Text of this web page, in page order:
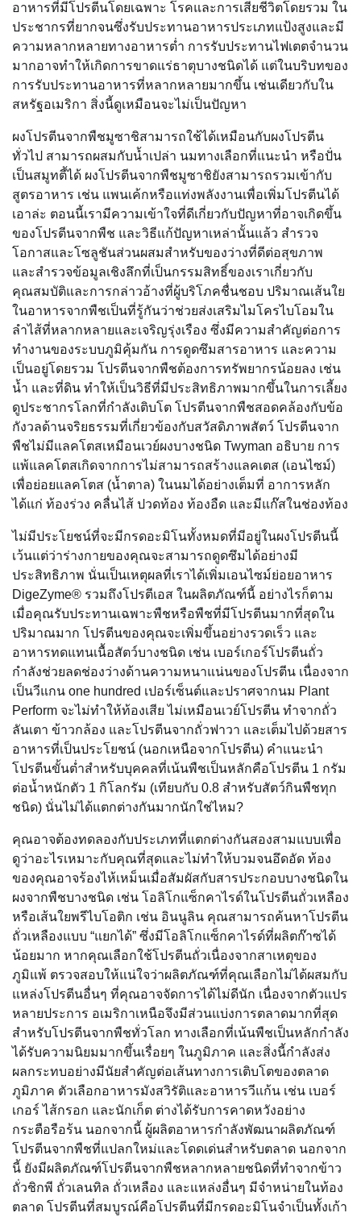
อาหารที่มีโปรตีนโดยเฉพาะ โรคและการเสียชีวิตโดยรวม ใน
ประชากรที่ยากจนซึ่งรับประทานอาหารประเภทแป้งสูงและมี
ความหลากหลายทางอาหารต่ำ การรับประทานไฟเตตจำนวน
มากอาจทำให้เกิดการขาดแร่ธาตุบางชนิดได้ แต่ในบริบทของ
การรับประทานอาหารที่หลากหลายมากขึ้น เช่นเดียวกับใน
สหรัฐอเมริกา สิ่งนี้ดูเหมือนจะไม่เป็นปัญหา
ผงโปรตีนจากพืชมูซาชิสามารถใช้ได้เหมือนกับผงโปรตีน
ทั่วไป สามารถผสมกับน้ำเปล่า นมทางเลือกที่แนะนำ หรือปั่น
เป็นสมูทตี้ได้ ผงโปรตีนจากพืชมูซาชิยังสามารถรวมเข้ากับ
สูตรอาหาร เช่น แพนเค้กหรือแท่งพลังงานเพื่อเพิ่มโปรตีนได้
เอาล่ะ ตอนนี้เรามีความเข้าใจที่ดีเกี่ยวกับปัญหาที่อาจเกิดขึ้น
ของโปรตีนจากพืช และวิธีแก้ปัญหาเหล่านั้นแล้ว สำรวจ
โอกาสและโซลูชันส่วนผสมสำหรับของว่างที่ดีต่อสุขภาพ
และสำรวจข้อมูลเชิงลึกที่เป็นกรรมสิทธิ์ของเราเกี่ยวกับ
คุณสมบัติและการกล่าวอ้างที่ผู้บริโภคชื่นชอบ ปริมาณเส้นใย
ในอาหารจากพืชเป็นที่รู้กันว่าช่วยส่งเสริมไมโครไบโอมใน
ลำไส้ที่หลากหลายและเจริญรุ่งเรือง ซึ่งมีความสำคัญต่อการ
ทำงานของระบบภูมิคุ้มกัน การดูดซึมสารอาหาร และความ
เป็นอยู่โดยรวม โปรตีนจากพืชต้องการทรัพยากรน้อยลง เช่น
น้ำ และที่ดิน ทำให้เป็นวิธีที่มีประสิทธิภาพมากขึ้นในการเลี้ยง
ดูประชากรโลกที่กำลังเติบโต โปรตีนจากพืชสอดคล้องกับข้อ
กังวลด้านจริยธรรมที่เกี่ยวข้องกับสวัสดิภาพสัตว์ โปรตีนจาก
พืชไม่มีแลคโตสเหมือนเวย์ผงบางชนิด Twyman อธิบาย การ
แพ้แลคโตสเกิดจากการไม่สามารถสร้างแลคเตส (เอนไซม์)
เพื่อย่อยแลคโตส (น้ำตาล) ในนมได้อย่างเต็มที่ อาการหลัก
ได้แก่ ท้องร่วง คลื่นไส้ ปวดท้อง ท้องอืด และมีแก๊สในช่องท้อง
ไม่มีประโยชน์ที่จะมีกรดอะมิโนทั้งหมดที่มีอยู่ในผงโปรตีนนี้
เว้นแต่ว่าร่างกายของคุณจะสามารถดูดซึมได้อย่างมี
ประสิทธิภาพ นั่นเป็นเหตุผลที่เราได้เพิ่มเอนไซม์ย่อยอาหาร
DigeZyme® รวมถึงโปรตีเอส ในผลิตภัณฑ์นี้ อย่างไรก็ตาม
เมื่อคุณรับประทานเฉพาะพืชหรือพืชที่มีโปรตีนมากที่สุดใน
ปริมาณมาก โปรตีนของคุณจะเพิ่มขึ้นอย่างรวดเร็ว และ
อาหารทดแทนเนื้อสัตว์บางชนิด เช่น เบอร์เกอร์โปรตีนถั่ว
กำลังช่วยลดช่องว่างด้านความหนาแน่นของโปรตีน เนื่องจาก
เป็นวีแกน one hundred เปอร์เซ็นต์และปราศจากนม Plant
Perform จะไม่ทำให้ท้องเสีย ไม่เหมือนเวย์โปรตีน ทำจากถั่ว
ลันเตา ข้าวกล้อง และโปรตีนจากถั่วฟาวา และเต็มไปด้วยสาร
อาหารที่เป็นประโยชน์ (นอกเหนือจากโปรตีน) คำแนะนำ
โปรตีนขั้นต่ำสำหรับบุคคลที่เน้นพืชเป็นหลักคือโปรตีน 1 กรัม
ต่อน้ำหนักตัว 1 กิโลกรัม (เทียบกับ 0.8 สำหรับสัตว์กินพืชทุก
ชนิด) นั่นไม่ได้แตกต่างกันมากนักใช่ไหม?
คุณอาจต้องทดลองกับประเภทที่แตกต่างกันสองสามแบบเพื่อ
ดูว่าอะไรเหมาะกับคุณที่สุดและไม่ทำให้บวมจนอึดอัด ท้อง
ของคุณอาจร้องไห้เหม็นเมื่อสัมผัสกับสารประกอบบางชนิดใน
ผงจากพืชบางชนิด เช่น โอลิโกแซ็กคาไรด์ในโปรตีนถั่วเหลือง
หรือเส้นใยพรีไบโอติก เช่น อินนูลิน คุณสามารถค้นหาโปรตีน
ถั่วเหลืองแบบ “แยกได้” ซึ่งมีโอลิโกแซ็กคาไรด์ที่ผลิตก๊าซได้
น้อยมาก หากคุณเลือกใช้โปรตีนถั่วเนื่องจากสาเหตุของ
ภูมิแพ้ ตรวจสอบให้แน่ใจว่าผลิตภัณฑ์ที่คุณเลือกไม่ได้ผสมกับ
แหล่งโปรตีนอื่นๆ ที่คุณอาจจัดการได้ไม่ดีนัก เนื่องจากตัวแปร
หลายประการ อเมริกาเหนือจึงมีส่วนแบ่งการตลาดมากที่สุด
สำหรับโปรตีนจากพืชทั่วโลก ทางเลือกที่เน้นพืชเป็นหลักกำลัง
ได้รับความนิยมมากขึ้นเรื่อยๆ ในภูมิภาค และสิ่งนี้กำลังส่ง
ผลกระทบอย่างมีนัยสำคัญต่อเส้นทางการเติบโตของตลาด
ภูมิภาค ตัวเลือกอาหารมังสวิรัติและอาหารวีแก้น เช่น เบอร์
เกอร์ ไส้กรอก และนักเก็ต ต่างได้รับการคาดหวังอย่าง
กระตือรือร้น นอกจากนี้ ผู้ผลิตอาหารกำลังพัฒนาผลิตภัณฑ์
โปรตีนจากพืชที่แปลกใหม่และโดดเด่นสำหรับตลาด นอกจาก
นี้ ยังมีผลิตภัณฑ์โปรตีนจากพืชหลากหลายชนิดที่ทำจากข้าว
ถั่วชิกพี ถั่วเลนทิล ถั่วเหลือง และแหล่งอื่นๆ มีจำหน่ายในท้อง
ตลาด โปรตีนที่สมบูรณ์คือโปรตีนที่มีกรดอะมิโนจำเป็นทั้งเก้า